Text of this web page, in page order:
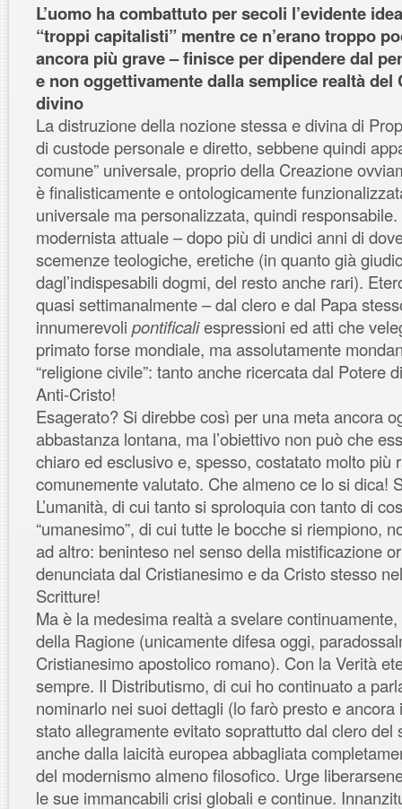
L’uomo ha combattuto per secoli l’evidente
“troppi capitalisti” mentre ce n’erano troppo
ancora più grave – finisce per dipendere dal
e non oggettivamente dalla semplice realtà del
divino
La distruzione della nozione stessa e divina di
di custode personale e diretto, sebbene quindi
comune” universale, proprio della Creazione
è finalisticamente e ontologicamente
universale ma personalizzata, quindi
modernista attuale – dopo più di undici anni di
scemenze teologiche, eretiche (in quanto già
dagl’indispesabili dogmi, del resto anche rari).
quasi settimanalmente – dal clero e dal Papa
innumerevoli pontificaliespressioni ed atti che
primato forse mondiale, ma assolutamente
“religione civile”: tanto anche ricercata dal Potere
Anti-Cristo!
Esagerato? Si direbbe così per una meta ancora
abbastanza lontana, ma l’obiettivo non può che
chiaro ed esclusivo e, spesso, costatato molto più
comunemente valutato. Che almeno ce lo si dica!
L’umanità, di cui tanto si sproloquia con tanto di
“umanesimo”, di cui tutte le bocche si riempiono,
ad altro: beninteso nel senso della mistificazione
denunciata dal Cristianesimo e da Cristo stesso
Scritture!
Ma è la medesima realtà a svelare continuamente,
della Ragione (unicamente difesa oggi,
Cristianesimo apostolico romano). Con la Verità
sempre. Il Distributismo, di cui ho continuato a
nominarlo nei suoi dettagli (lo farò presto e
stato allegramente evitato soprattutto dal clero del
anche dalla laicità europea abbagliata
del modernismo almeno filosofico. Urge
le sue immancabili crisi globali e continue.